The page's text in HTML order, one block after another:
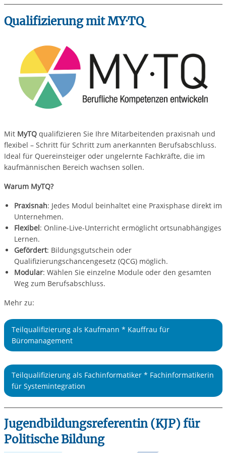
Qualifizierung mit MY·TQ
Mit MyTQ qualifizieren Sie Ihre Mitarbeitenden praxisnah und
flexibel – Schritt für Schritt zum anerkannten Berufsabschluss.
Ideal für Quereinsteiger oder ungelernte Fachkräfte, die im
kaufmännischen Bereich wachsen sollen.
Warum MyTQ?
Praxisnah: Jedes Modul beinhaltet eine Praxisphase direkt im
Unternehmen.
Flexibel: Online-Live-Unterricht ermöglicht ortsunabhängiges
Lernen.
Gefördert: Bildungsgutschein oder
Qualifizierungschancengesetz (QCG) möglich.
Modular: Wählen Sie einzelne Module oder den gesamten
Weg zum Berufsabschluss.
Mehr zu:
Teilqualifizierung als Kaufmann * Kauffrau für
Büromanagement
Teilqualifizierung als Fachinformatiker * Fachinformatikerin
für Systemintegration
Jugendbildungsreferentin (KJP) für
Politische Bildung